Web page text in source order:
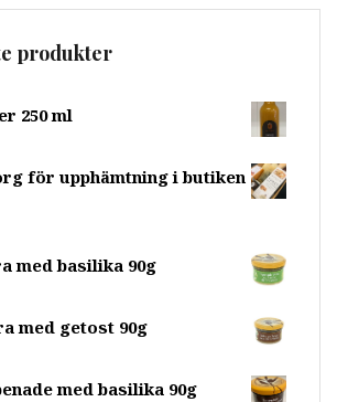
produkter
250 ml
för upphämtning i butiken
med basilika 90g
med getost 90g
med basilika 90g